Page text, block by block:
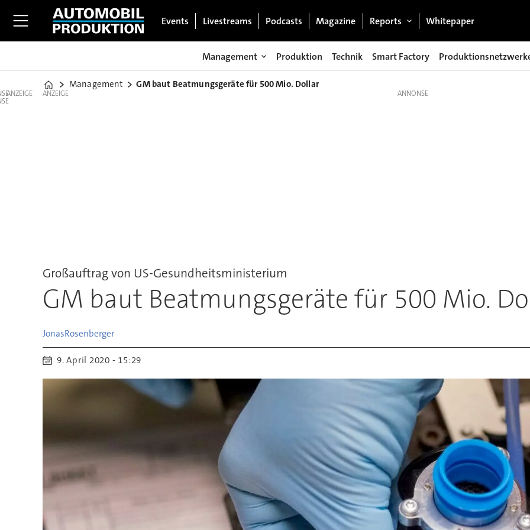
Events Livestreams Podcasts Magazine Reports Whitepaper
Management Produktion Technik Smart Factory
Home
Management GM baut Beatmungsgeräte für 500 Mio. Dollar
ANZEIGE ANZEIGE
Großauftrag von US-Gesundheitsministerium
GM baut Beatmungsgeräte für 500 Mio.
JonasRosenberger
9. April 2020 - 15:29